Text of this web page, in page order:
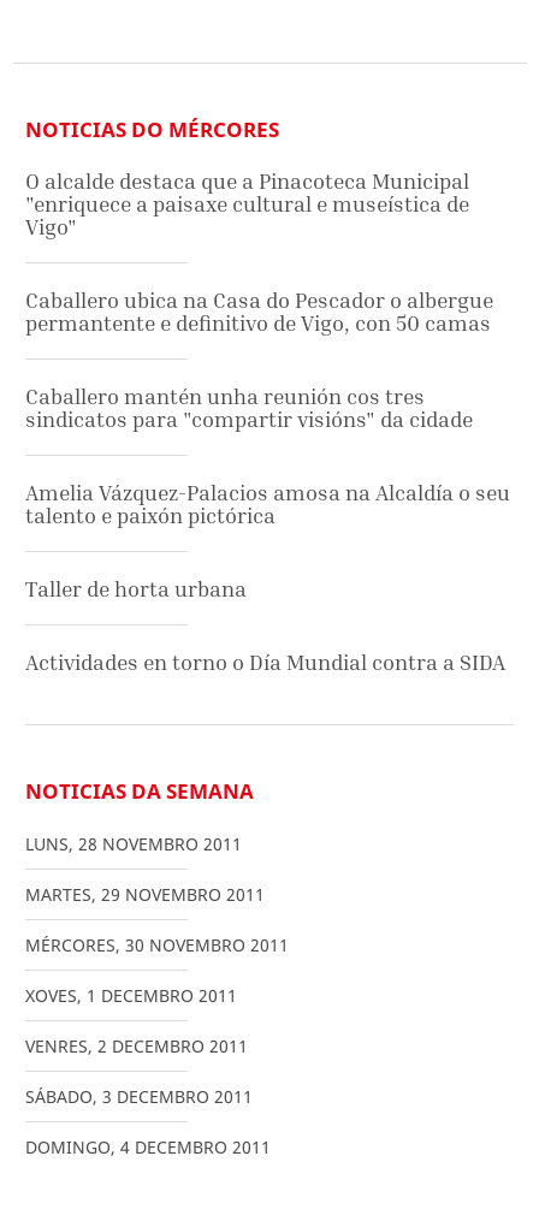
NOTICIAS DO MÉRCORES
O alcalde destaca que a Pinacoteca Municipal
"enriquece a paisaxe cultural e museística de
Vigo"
Caballero ubica na Casa do Pescador o albergue
permantente e definitivo de Vigo, con 50 camas
Caballero mantén unha reunión cos tres
sindicatos para "compartir visións" da cidade
Amelia Vázquez-Palacios amosa na Alcaldía o seu
talento e paixón pictórica
Taller de horta urbana
Actividades en torno o Día Mundial contra a SIDA
NOTICIAS DA SEMANA
LUNS, 28 NOVEMBRO 2011
MARTES, 29 NOVEMBRO 2011
MÉRCORES, 30 NOVEMBRO 2011
XOVES, 1 DECEMBRO 2011
VENRES, 2 DECEMBRO 2011
SÁBADO, 3 DECEMBRO 2011
DOMINGO, 4 DECEMBRO 2011